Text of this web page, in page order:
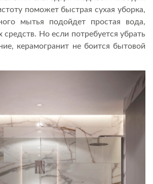
поможет быстрая сухая уборка,
мытья подойдет простая вода,
Но если потребуется убрать
керамогранит не боится бытовой